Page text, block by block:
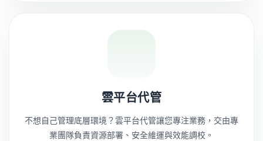
雲平台代管
不想自己管理底層環境？雲平台代管讓您專注業務，交由專
業團隊負責資源部署、安全維運與效能調校。